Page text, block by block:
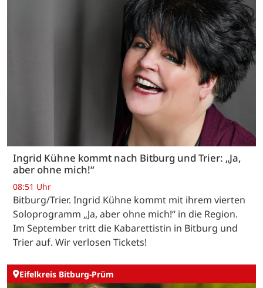
Ingrid Kühne kommt nach Bitburg und Trier: „Ja,
aber ohne mich!“
08:51 Uhr
Bitburg/Trier. Ingrid Kühne kommt mit ihrem vierten
Soloprogramm „Ja, aber ohne mich!“ in die Region.
Im September tritt die Kabarettistin in Bitburg und
Trier auf. Wir verlosen Tickets!
Eifelkreis Bitburg-Prüm